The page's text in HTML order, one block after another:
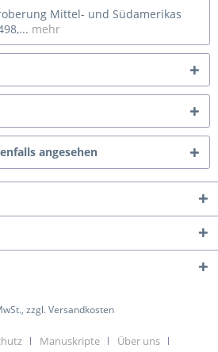
Mittel- und Südamerikas
mehr
angesehen
zzgl. Versandkosten
Manuskripte Über uns